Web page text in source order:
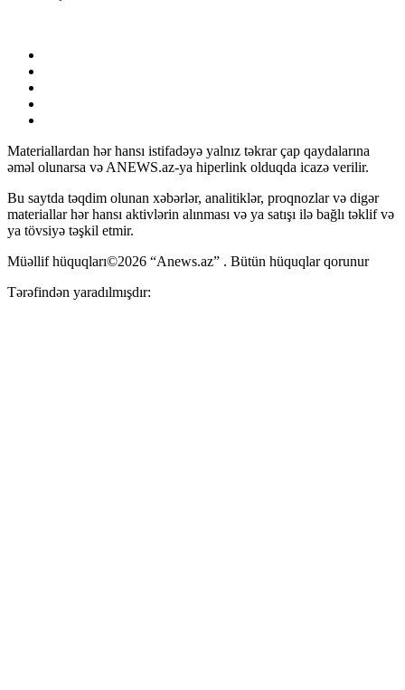
Materiallardan hər hansı istifadəyə yalnız təkrar çap qaydalarına
əməl olunarsa və ANEWS.az-ya hiperlink olduqda icazə verilir.
Bu saytda təqdim olunan xəbərlər, analitiklər, proqnozlar və digər
materiallar hər hansı aktivlərin alınması və ya satışı ilə bağlı təklif və
ya tövsiyə təşkil etmir.
Müəllif hüquqları©2026 “Anews.az” . Bütün hüquqlar qorunur
Tərəfindən yaradılmışdır: